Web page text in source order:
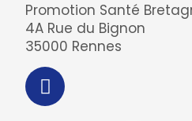
Promotion Santé
4A Rue du Bignon
35000 Rennes